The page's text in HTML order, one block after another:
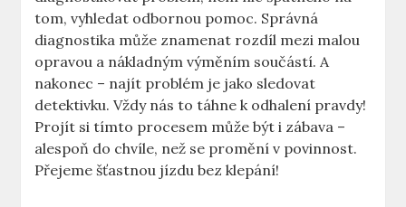
tom, vyhledat odbornou pomoc. Správná
diagnostika může znamenat rozdíl mezi malou
opravou a nákladným výměním součástí. A
nakonec – najít problém je jako sledovat
detektivku. Vždy nás to táhne k odhalení pravdy!
Projít si tímto procesem může být i zábava –
alespoň do chvíle, než se promění v povinnost.
Přejeme šťastnou jízdu bez klepání!